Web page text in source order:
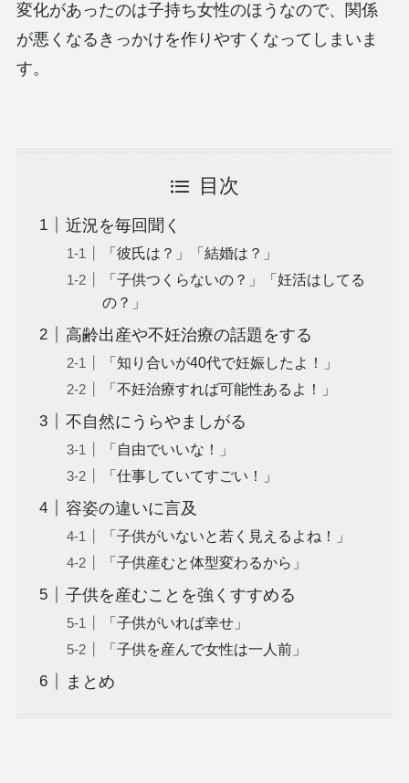
変化があったのは子持ち女性のほうなので、関係
が悪くなるきっかけを作りやすくなってしまいま
す。
目次
近況を毎回聞く
「彼氏は？」「結婚は？」
「子供つくらないの？」「妊活はしてる
の？」
高齢出産や不妊治療の話題をする
「知り合いが40代で妊娠したよ！」
「不妊治療すれば可能性あるよ！」
不自然にうらやましがる
「自由でいいな！」
「仕事していてすごい！」
容姿の違いに言及
「子供がいないと若く見えるよね！」
「子供産むと体型変わるから」
子供を産むことを強くすすめる
「子供がいれば幸せ」
「子供を産んで女性は一人前」
まとめ